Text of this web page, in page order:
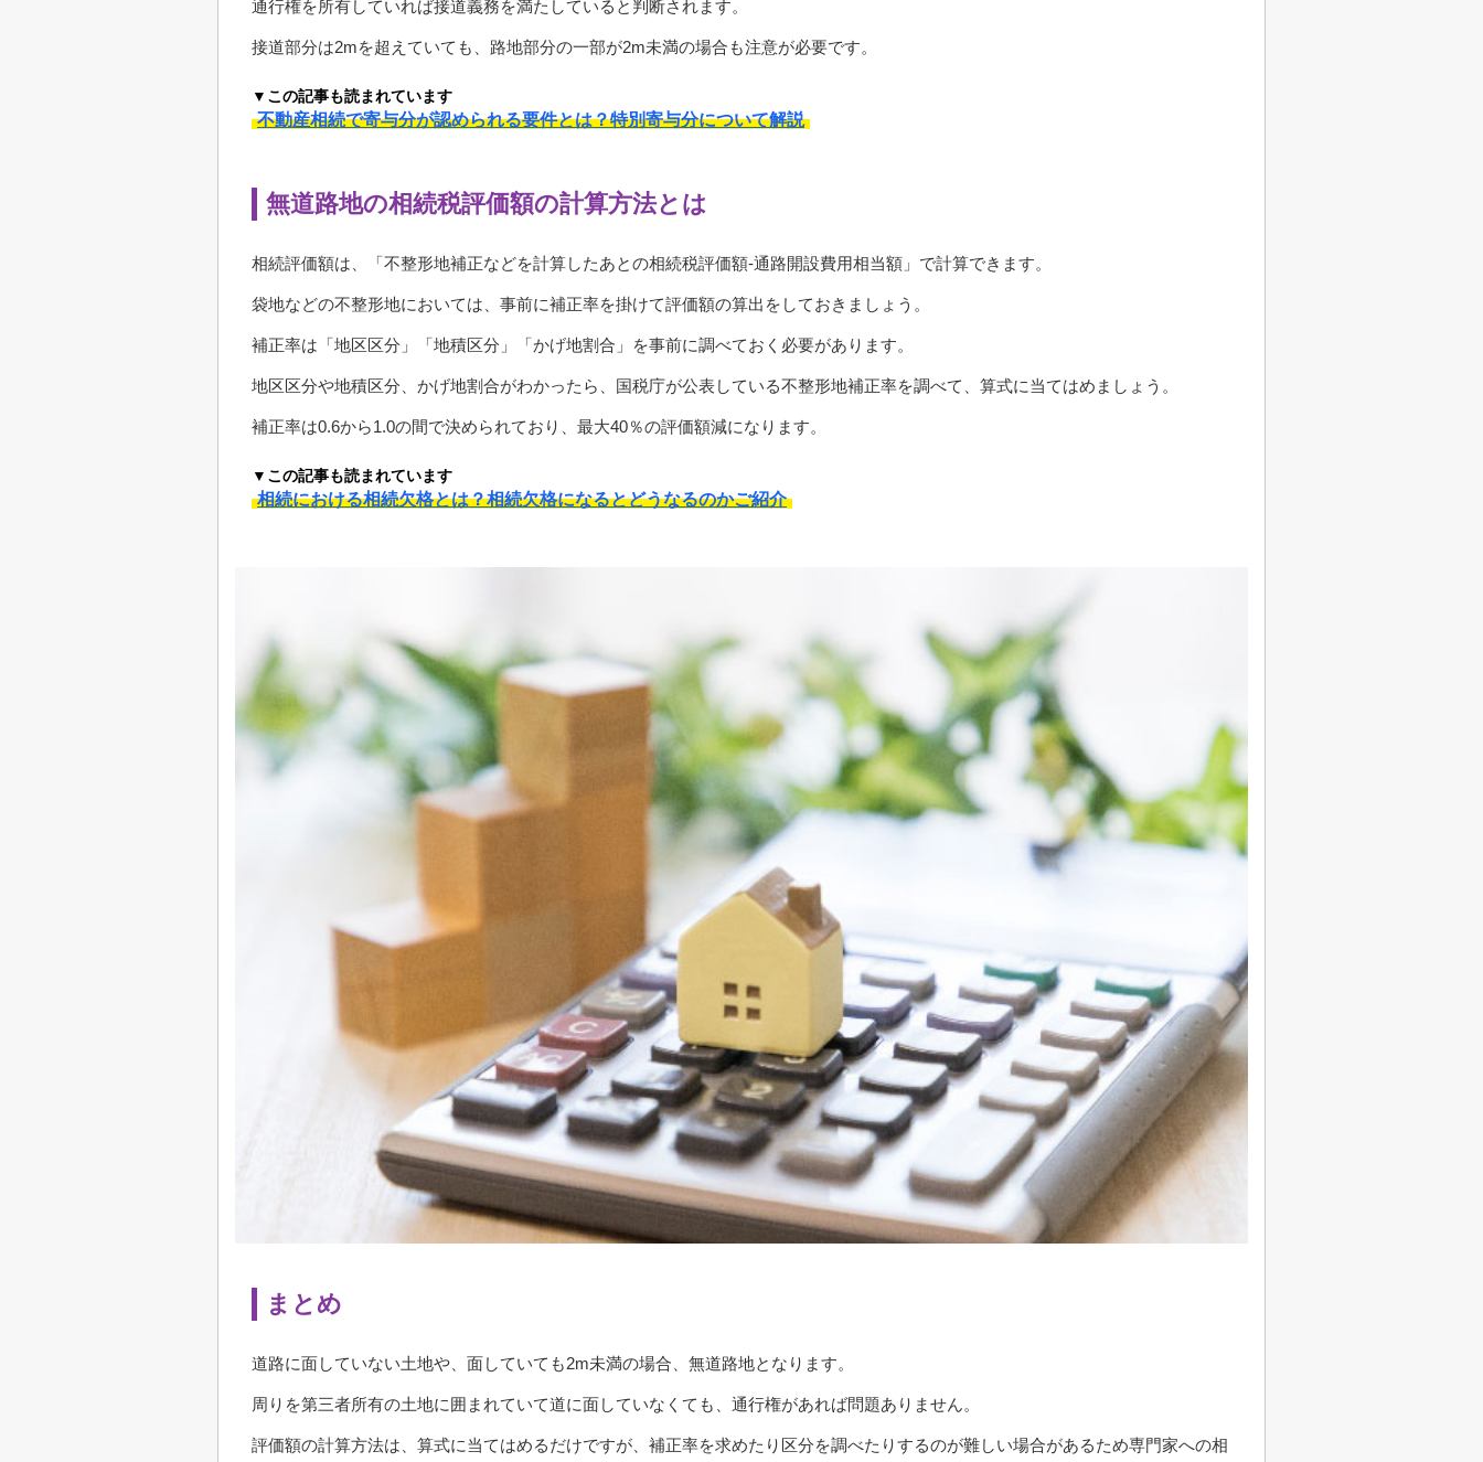
通行権を所有していれば接道義務を満たしていると判断されます。
接道部分は2mを超えていても、路地部分の一部が2m未満の場合も注意が必要です。
▼この記事も読まれています
不動産相続で寄与分が認められる要件とは？特別寄与分について解説
無道路地の相続税評価額の計算方法とは
相続評価額は、「不整形地補正などを計算したあとの相続税評価額-通路開設費用相当額」で計算できます。
袋地などの不整形地においては、事前に補正率を掛けて評価額の算出をしておきましょう。
補正率は「地区区分」「地積区分」「かげ地割合」を事前に調べておく必要があります。
地区区分や地積区分、かげ地割合がわかったら、国税庁が公表している不整形地補正率を調べて、算式に当てはめましょう。
補正率は0.6から1.0の間で決められており、最大40％の評価額減になります。
▼この記事も読まれています
相続における相続欠格とは？相続欠格になるとどうなるのかご紹介
まとめ
道路に面していない土地や、面していても2m未満の場合、無道路地となります。
周りを第三者所有の土地に囲まれていて道に面していなくても、通行権があれば問題ありません。
評価額の計算方法は、算式に当てはめるだけですが、補正率を求めたり区分を調べたりするのが難しい場合があるため専門家への相